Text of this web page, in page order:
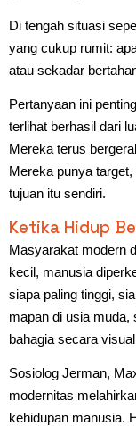
Di tengah situasi
yang cukup rumit:
atau sekadar
Pertanyaan ini
terlihat berhasil dari
Mereka terus
Mereka punya
tujuan itu sendiri.
Ketika Hidup
Masyarakat modern
kecil, manusia
siapa paling tinggi,
mapan di usia muda,
bahagia secara
Sosiolog Jerman,
modernitas
kehidupan manusia.